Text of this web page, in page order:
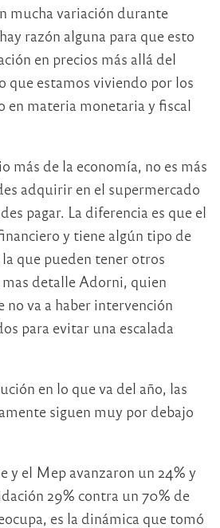
mucha variación durante
razón alguna para que esto
en precios más allá del
que estamos viviendo por los
en materia monetaria y fiscal
más de la economía, no es más
adquirir en el supermercado
pagar. La diferencia es que el
y tiene algún tipo de
que pueden tener otros
detalle Adorni, quien
no va a haber intervención
para evitar una escalada
en lo que va del año, las
siguen muy por debajo
y el Mep avanzaron un 24% y
29% contra un 70% de
es la dinámica que tomó